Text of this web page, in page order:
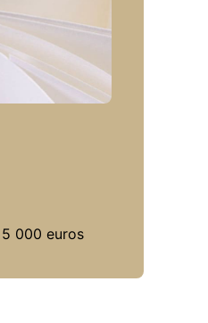
000 euros